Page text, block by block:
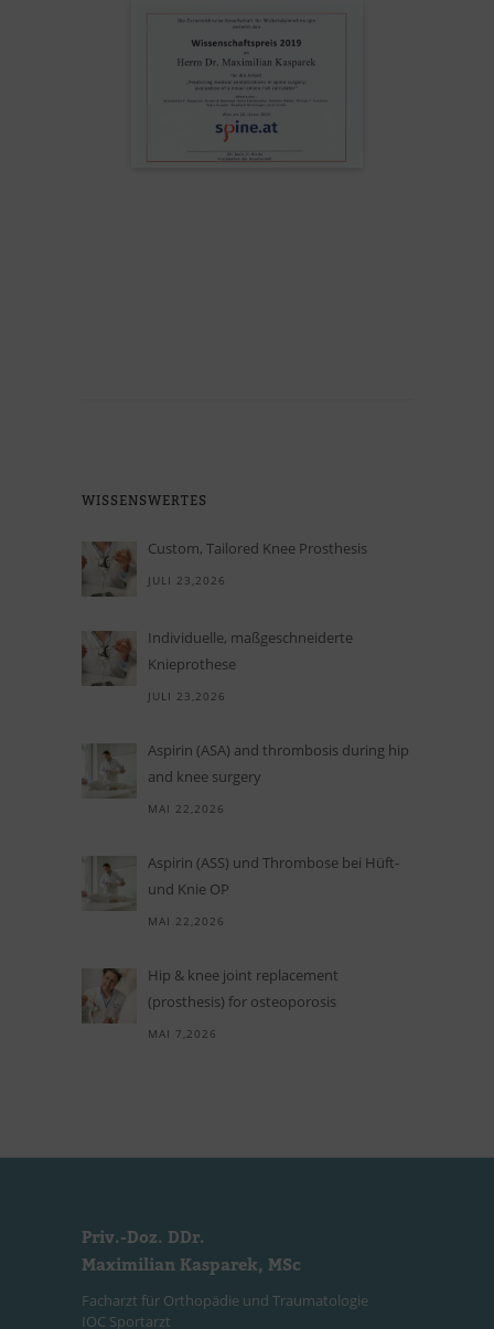
WIS­SENS­WER­TES
Custom, Tailored Knee Prosthesis
JULI 23,2026
In­di­vi­du­elle, maß­ge­schnei­derte
Knieprothese
JULI 23,2026
Aspirin (ASA) and thrombosis during hip
and knee surgery
MAI 22,2026
Aspi­rin (ASS) und Throm­bose bei Hüft-
und Knie OP
MAI 22,2026
Hip & knee joint replacement
(prosthesis) for osteoporosis
MAI 7,2026
Priv.-Doz. DDr.
Maximilian Kasparek, MSc
Facharzt für Orthopädie und Traumatologie
IOC Sportarzt